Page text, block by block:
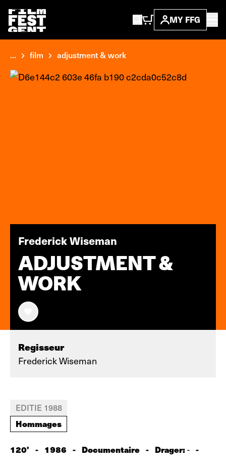
MY FFG
... film adjustment & work
Frederick Wiseman
ADJUSTMENT &
WORK
Regisseur
Frederick Wiseman
EDITIE 1988
Hommages
120' - 1986 - Documentaire - Drager:- -